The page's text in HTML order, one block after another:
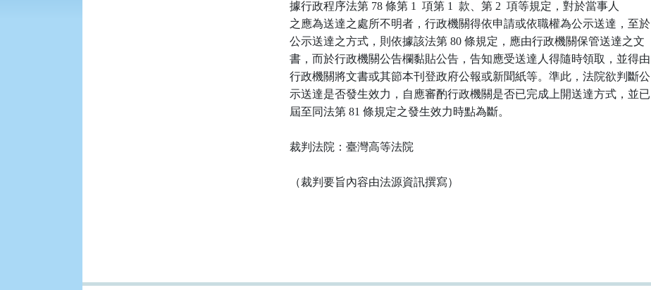
據行政程序法第 78 條第 1  項第 1  款、第 2  項等規定，對於當事人
之應為送達之處所不明者，行政機關得依申請或依職權為公示送達，至於
公示送達之方式，則依據該法第 80 條規定，應由行政機關保管送達之文
書，而於行政機關公告欄黏貼公告，告知應受送達人得隨時領取，並得由
行政機關將文書或其節本刊登政府公報或新聞紙等。準此，法院欲判斷公
示送達是否發生效力，自應審酌行政機關是否已完成上開送達方式，並已
屆至同法第 81 條規定之發生效力時點為斷。
裁判法院：臺灣高等法院
（裁判要旨內容由法源資訊撰寫）